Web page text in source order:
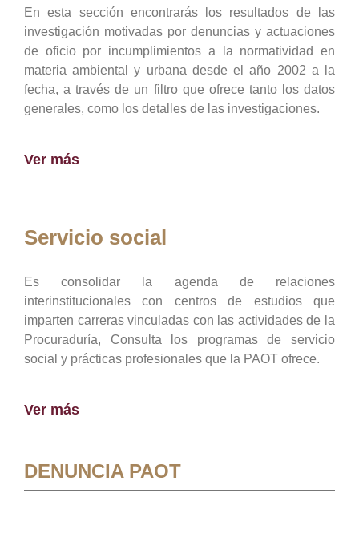
En esta sección encontrarás los resultados de las
investigación motivadas por denuncias y actuaciones
de oficio por incumplimientos a la normatividad en
materia ambiental y urbana desde el año 2002 a la
fecha, a través de un filtro que ofrece tanto los datos
generales, como los detalles de las investigaciones.
Ver más
Servicio social
Es consolidar la agenda de relaciones
interinstitucionales con centros de estudios que
imparten carreras vinculadas con las actividades de la
Procuraduría, Consulta los programas de servicio
social y prácticas profesionales que la PAOT ofrece.
Ver más
DENUNCIA PAOT